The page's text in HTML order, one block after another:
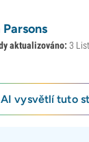
aktualizováno: 3
vysvětlí tuto